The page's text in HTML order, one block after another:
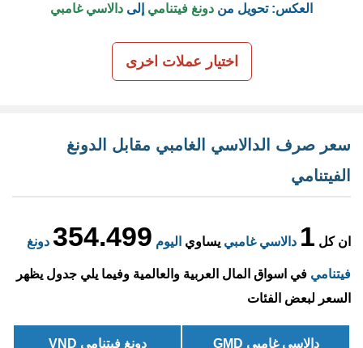
العكس: تحويل من دونغ فيتنامي إلى دالاسي غامبي
اختيار عملات اخرى
سعر صرف الدالاسي الغامبي مقابل الدونغ
الفيتنامي
ان كل 1 دالاسي غامبي يساوي اليوم 354.499 دونغ
فيتنامي في اسواق المال العربية والعالمية وفيما يلي جدول يظهر
السعر لبعض الفئات
دالاسي غامبي GMD دونغ فيتنامي VND